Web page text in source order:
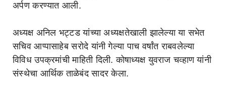
अर्पण करण्यात आली.
अध्यक्ष अनिल भट्टड यांच्या अध्यक्षतेखाली झालेल्या या सभेत
सचिव आप्पासाहेब सरोदे यांनी गेल्या पाच वर्षांत राबवलेल्या
विविध उपक्रमांची माहिती दिली. कोषाध्यक्ष युवराज चव्हाण यांनी
संस्थेचा आर्थिक ताळेबंद सादर केला.